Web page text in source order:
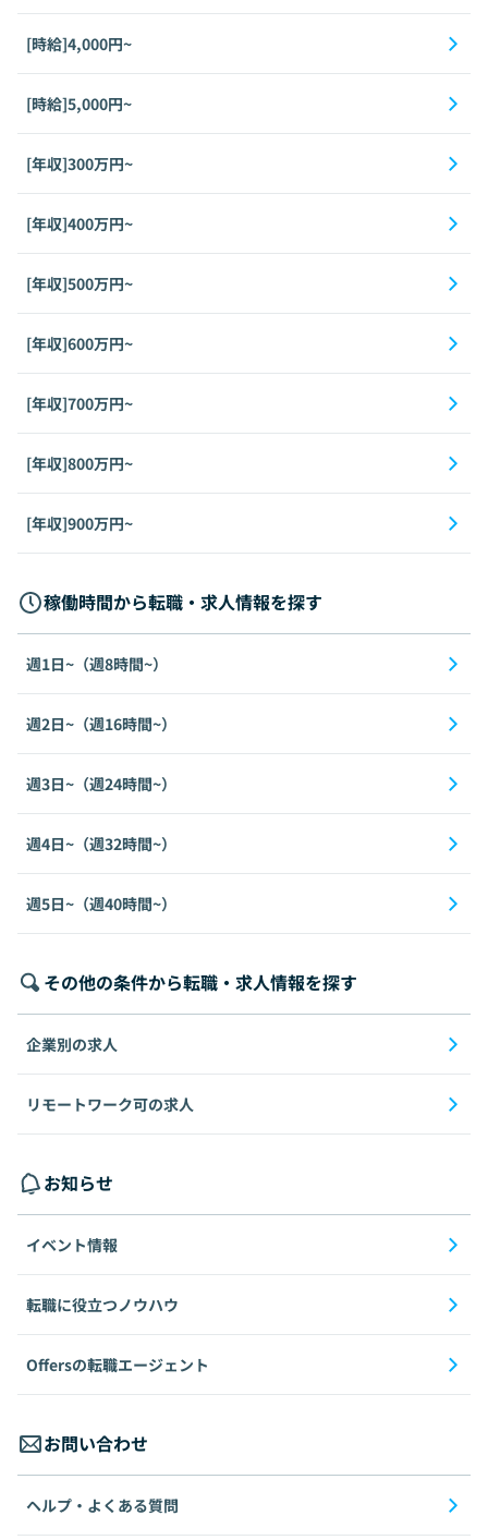
[時給]4,000円~
[時給]5,000円~
[年収]300万円~
[年収]400万円~
[年収]500万円~
[年収]600万円~
[年収]700万円~
[年収]800万円~
[年収]900万円~
稼働時間から転職・求人情報を探す
週1日~（週8時間~）
週2日~（週16時間~）
週3日~（週24時間~）
週4日~（週32時間~）
週5日~（週40時間~）
その他の条件から転職・求人情報を探す
企業別の求人
リモートワーク可の求人
お知らせ
イベント情報
転職に役立つノウハウ
Offersの転職エージェント
お問い合わせ
ヘルプ・よくある質問